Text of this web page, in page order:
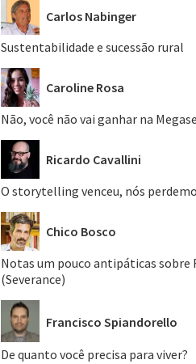
Carlos Nabinger
Sustentabilidade e sucessão rural
Caroline Rosa
Não, você não vai ganhar na
Ricardo Cavallini
O storytelling venceu, nós
Chico Bosco
Notas um pouco antipáticas sobre
(Severance)
Francisco Spiandorello
De quanto você precisa para viver?